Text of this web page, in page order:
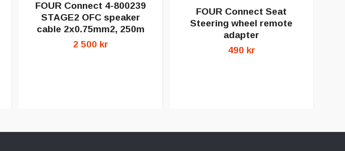
FOUR Connect 4-800239
STAGE2 OFC speaker
cable 2x0.75mm2, 250m
2 500 kr
FOUR Connect Seat
Steering wheel remote
adapter
490 kr